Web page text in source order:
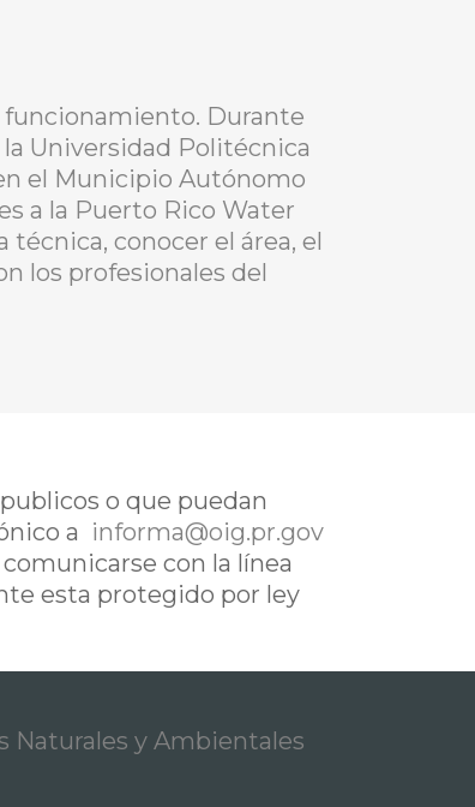
funcionamiento. Durante
Universidad Politécnica
el Municipio Autónomo
a la Puerto Rico Water
conocer el área, el
los profesionales del
o que puedan
a informa@oig.pr.gov
con la línea
esta protegido por ley
Naturales y Ambientales